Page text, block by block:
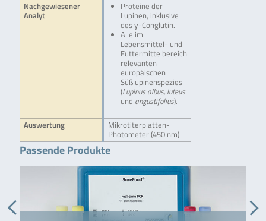
Nachgewiesener
Analyt
Proteine der
Lupinen, inklusive
des γ-Conglutin.
Alle im
Lebensmittel- und
Futtermittelbereich
relevanten
europäischen
Süßlupinenspezies
(Lupinus albus, luteus
und angustifolius).
Auswertung
Mikrotiterplatten-
Photometer (450 nm)
Passende Produkte